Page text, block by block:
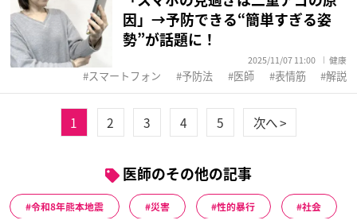
因」→予防できる“簡単すぎる姿
勢”が話題に！
2025/11/07 11:00 健康
スマートフォン 予防法 医師 表情筋 解説
1 2 3 4 5 次へ >
医師のその他の記事
令和8年熊本地震 災害 性的暴行 社会